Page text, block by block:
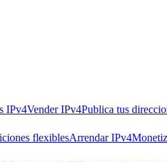
IPv4Vender IPv4Publica tus
flexiblesArrendar IPv4